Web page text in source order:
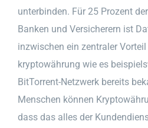
unterbinden. Für 25 Prozent
Banken und Versicherern ist
inzwischen ein zentraler
kryptowährung wie es
BitTorrent-Netzwerk bereits
Menschen können
dass das alles der